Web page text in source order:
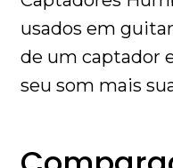
usados em
de um captador
seu som mais